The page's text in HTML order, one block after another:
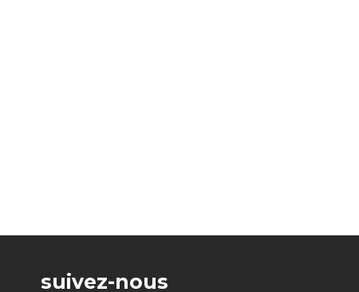
suivez-nous